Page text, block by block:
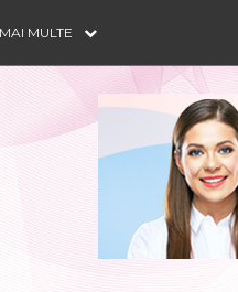
MAI MULTE